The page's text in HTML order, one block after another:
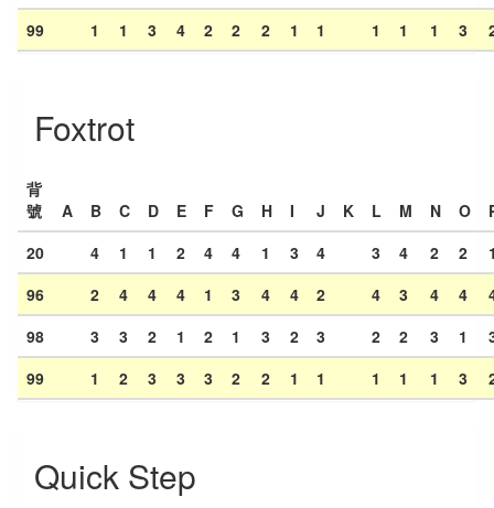
99
1 1 3 4 2 2 2 1 1 1 1 1 3
Foxtrot
背
號
A B C D E F G H I J K L M N O
20
4 1 1 2 4 4 1 3 4 3 4 2 2
96
2 4 4 4 1 3 4 4 2 4 3 4 4
98
3 3 2 1 2 1 3 2 3 2 2 3 1
99
1 2 3 3 3 2 2 1 1 1 1 1 3
Quick Step